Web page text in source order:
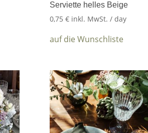
Serviette helles Beige
0,75 € inkl. MwSt. / day
auf die Wunschliste